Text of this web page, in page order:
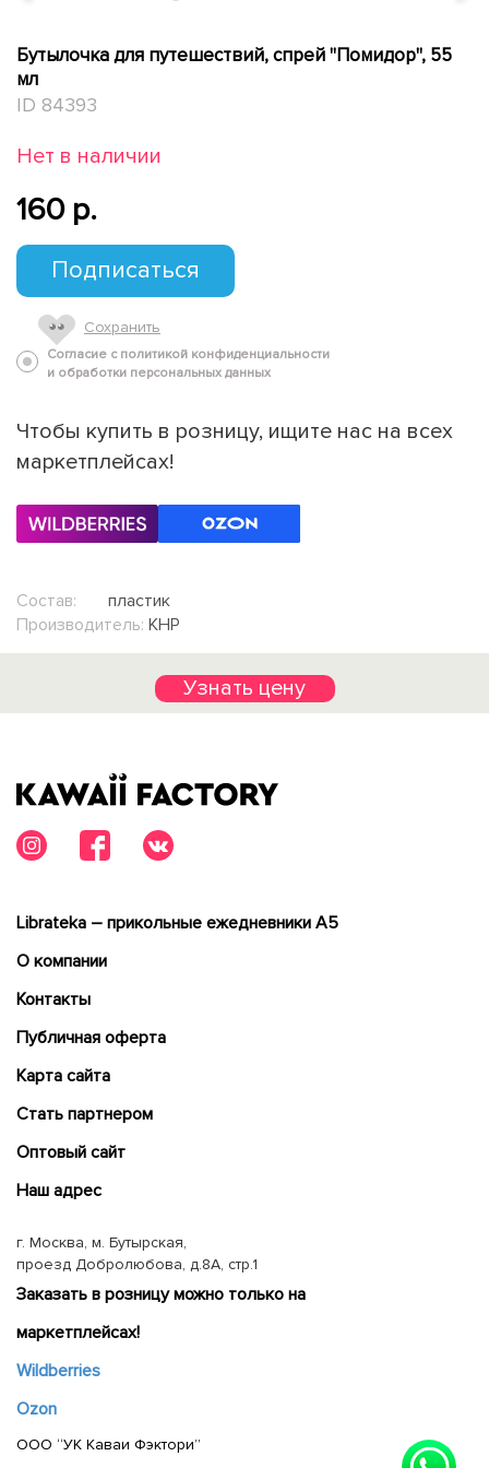
Бутылочка для путешествий, спрей "Помидор", 55
мл
ID 84393
Нет в наличии
160 p.
Подписаться
Сохранить
Согласие с политикой конфиденциальности
и обработки персональных данных
Чтобы купить в розницу, ищите нас на всех
маркетплейсах!
Состав:
пластик
Производитель: КНР
Узнать цену
Librateka – прикольные ежедневники А5
О компании
Контакты
Публичная оферта
Карта сайта
Cтать партнером
Оптовый сайт
Наш адрес
г. Москва, м. Бутырская,
проезд Добролюбова, д.8А, стр.1
Заказать в розницу можно только на
маркетплейсах!
Wildberries
Ozon
ООО “УК Каваи Фэктори”